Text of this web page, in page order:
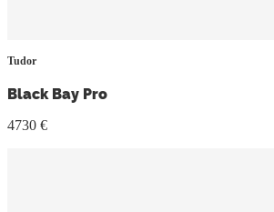
Tudor
Black Bay Pro
4730 €